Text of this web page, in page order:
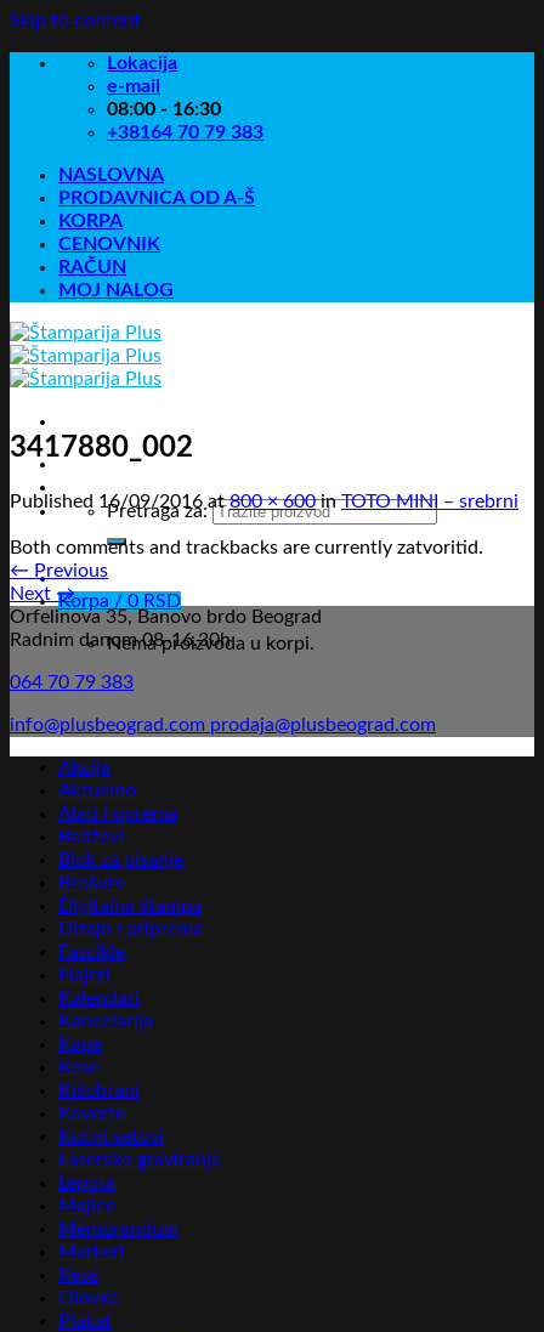
Skip to content
Lokacija
e-mail
08:00 - 16:30
+38164 70 79 383
NASLOVNA
PRODAVNICA OD A-Š
KORPA
CENOVNIK
RAČUN
MOJ NALOG
Pretraga za:
Korpa / 0 RSD
Nema proizvoda u korpi.
3417880_002
Published 16/09/2016 at800 × 600inTOTO MINI – srebrni
Both comments and trackbacks are currently zatvoritid.
← Previous
Next →
Orfelinova 35, Banovo brdo Beograd
Radnim danom 08-16,30h
064 70 79 383
info@plusbeograd.com prodaja@plusbeograd.com
Akcija
Aktuelno
Alati i oprema
Bedževi
Blok za pisanje
Brošure
Digitalna štampa
Dizajn i priprema
Fascikle
Flajeri
Kalendari
Kancelarija
Kape
Kese
Kišobrani
Koverte
Kućni setovi
Lasersko graviranje
Lepota
Majice
Memorandum
Markeri
Kese
Olovke
Plakat